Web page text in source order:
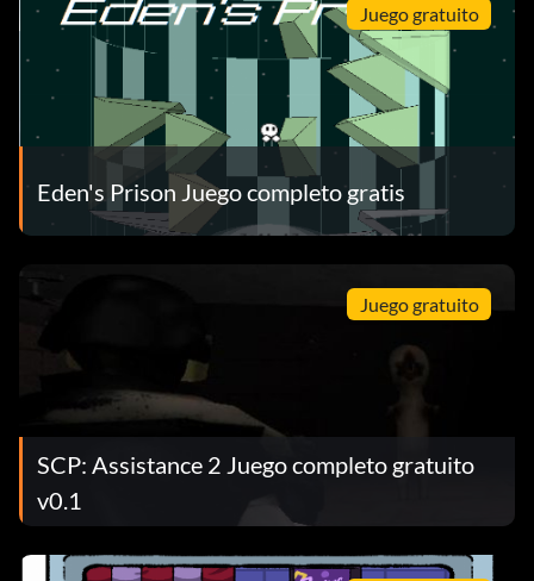
Juego gratuito
Eden's Prison Juego completo gratis
Juego gratuito
SCP: Assistance 2 Juego completo gratuito
v0.1